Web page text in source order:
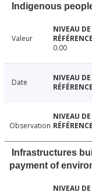
Indigenous
Valeur
0.00
Date
Observation
Infrastructures
payment of